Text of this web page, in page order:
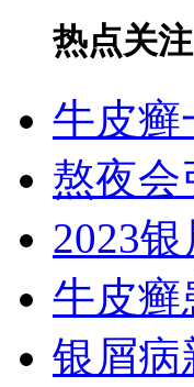
热点关注
牛皮癣
熬夜会
2023
牛皮癣
银屑病